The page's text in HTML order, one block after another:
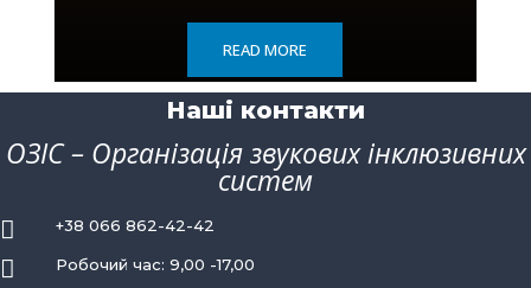
READ MORE
Наші контакти
ОЗІС – Організація звукових інклюзивних
систем
 +38 066 862-42-42
 Робочий час: 9,00 -17,00